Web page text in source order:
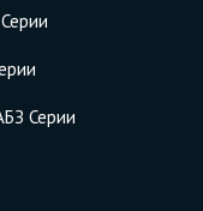
Серии